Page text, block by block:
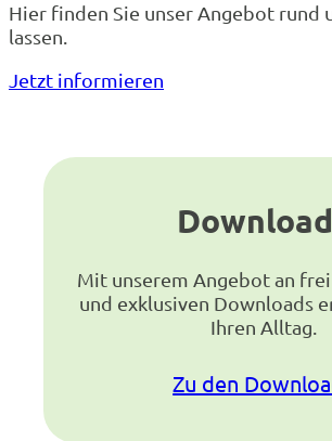
Hier finden Sie unser Angebot rund
lassen.
Jetzt informieren
Mit unserem Angebot an
und exklusiven Downloads
Ihren Alltag.
Zu den